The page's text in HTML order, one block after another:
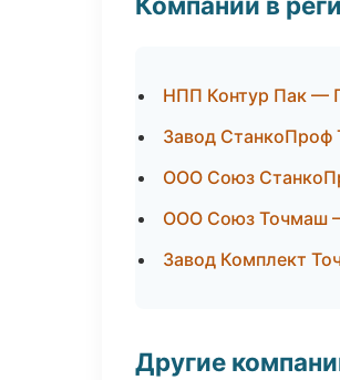
НПП Контур Пак —
Завод
ООО Союз
ООО Союз Точмаш
Завод Комплект
Другие